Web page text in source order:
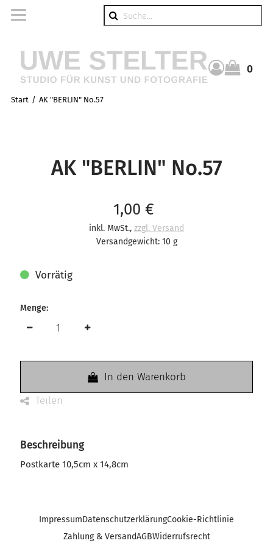
0
Start AK "BERLIN" No.57
AK "BERLIN" No.57
Verkaufspreis: 1,00 €
1,00 €
inkl. MwSt., zzgl. Versand
Versandgewicht: 10 g
Vorrätig
Menge:
In den Warenkorb
Teilen
Beschreibung
Postkarte 10,5cm x 14,8cm
ImpressumDatenschutzerklärungCookie-Richtlinie
Zahlung & VersandAGBWiderrufsrecht